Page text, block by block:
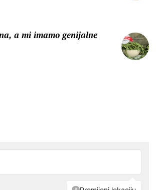
a mi imamo genijalne